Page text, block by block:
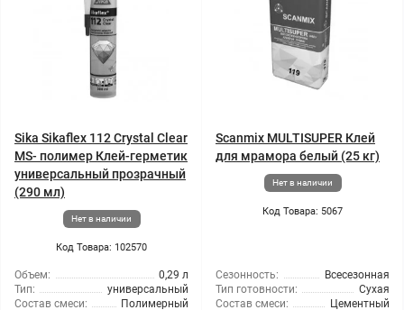
Sika Sikaflex 112 Crystal Clear
MS- полимер Клей-герметик
универсальный прозрачный
(290 мл)
Нет в наличии
Код Товара: 102570
Объем:
0,29 л
Тип:
универсальный
Состав смеси:
Полимерный
Scanmix MULTISUPER Клей
для мрамора белый (25 кг)
Нет в наличии
Код Товара: 5067
Сезонность:
Всесезонная
Тип готовности:
Сухая
Состав смеси:
Цементный